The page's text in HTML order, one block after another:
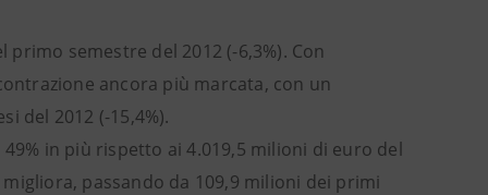
semestre del 2012 (-6,3%). Con
ancora più marcata, con un
del 2012 (-15,4%).
in più rispetto ai 4.019,5 milioni di euro del
passando da 109,9 milioni dei primi